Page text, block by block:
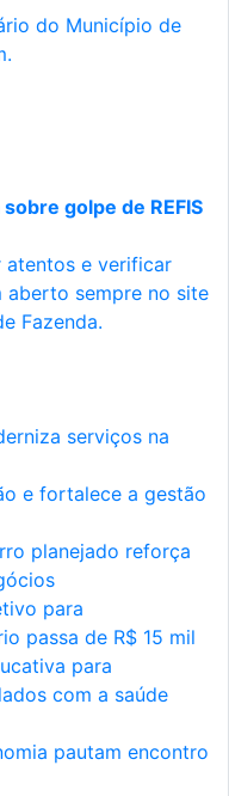
do Município de
golpe de REFIS
atentos e verificar
aberto sempre no site
Fazenda.
serviços na
e fortalece a gestão
planejado reforça
para
passa de R$ 15 mil
para
com a saúde
pautam encontro